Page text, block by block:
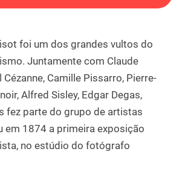
foi um dos grandes vultos do
Juntamente com Claude
Cézanne, Camille Pissarro, Pierre-
Alfred Sisley, Edgar Degas,
fez parte do grupo de artistas
em 1874 a primeira exposição
no estúdio do fotógrafo